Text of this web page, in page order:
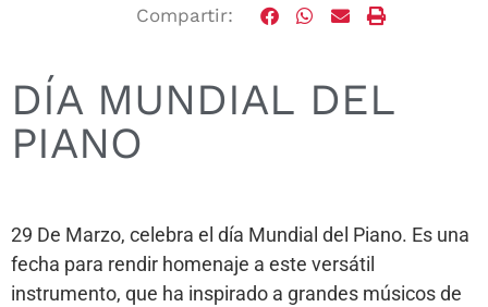
Compartir:
DÍA MUNDIAL DEL
PIANO
29 De Marzo, celebra el día Mundial del Piano. Es una
fecha para rendir homenaje a este versátil
instrumento, que ha inspirado a grandes músicos de